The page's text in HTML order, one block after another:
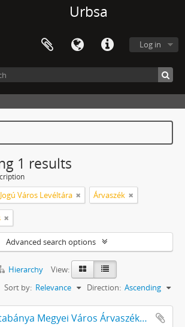
Urbsa
Log in
1 results
Város Levéltára Árvaszék
Advanced search options
Hierarchy
View:
Sort by: Relevance Direction: Ascending
Tatabánya Megyei Város Árvaszékének iratai